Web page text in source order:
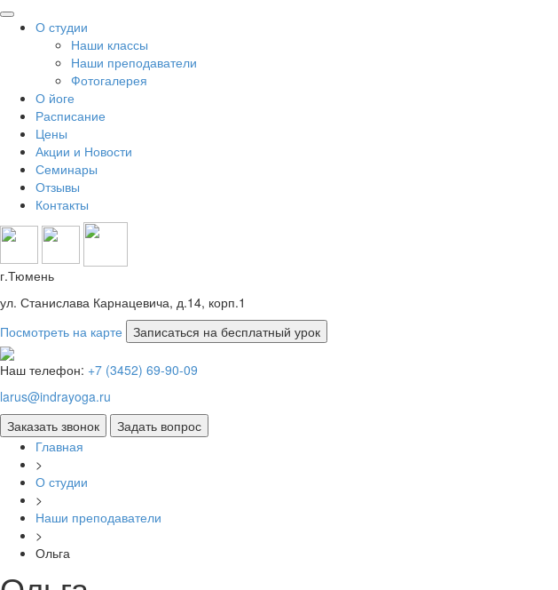
О студии
Наши классы
Наши преподаватели
Фотогалерея
О йоге
Расписание
Цены
Акции и Новости
Семинары
Отзывы
Контакты
г.Тюмень
ул. Станислава Карнацевича, д.14, корп.1
Посмотреть на карте
Наш телефон: +7 (3452) 69-90-09
larus@indrayoga.ru
Главная
>
О студии
>
Наши преподаватели
>
Ольга